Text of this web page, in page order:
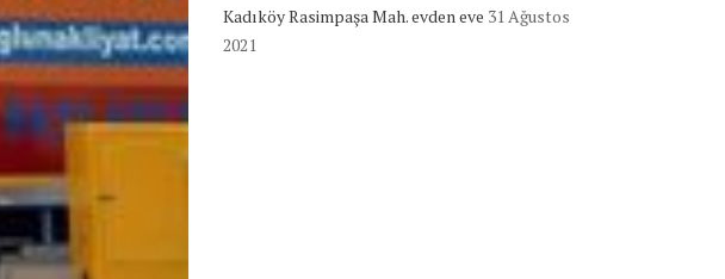
Kadıköy Rasimpaşa Mah. evden eve 31 Ağustos
2021